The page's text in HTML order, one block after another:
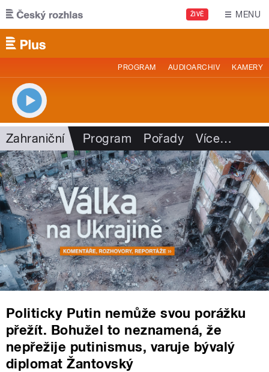
Přejít k hlavnímu obsahu
ŽIVĚ MENU
PROGRAM AUDIOARCHIV KAMERY
Zahraniční Program Pořady Více…
Politicky Putin nemůže svou porážku
přežít. Bohužel to neznamená, že
nepřežije putinismus, varuje bývalý
diplomat Žantovský